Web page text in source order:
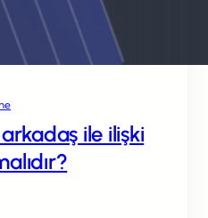
ile ilişki